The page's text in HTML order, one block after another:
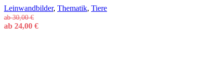
Leinwandbilder, Thematik, Tiere
ab30,00€
ab 24,00 €